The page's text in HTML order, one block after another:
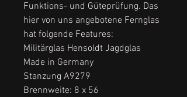
Funktions- und Güteprüfung. Das
hier von uns angebotene Fernglas
hat folgende Features:
Militärglas Hensoldt Jagdglas
Made in Germany
Stanzung A9279
Brennweite: 8 x 56